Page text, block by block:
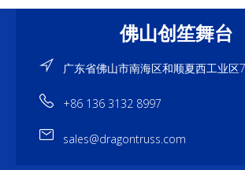
佛山创笙舞台
广东省佛山市南海区和顺夏西工业区
+86 136 3132 8997
sales@dragontruss.com